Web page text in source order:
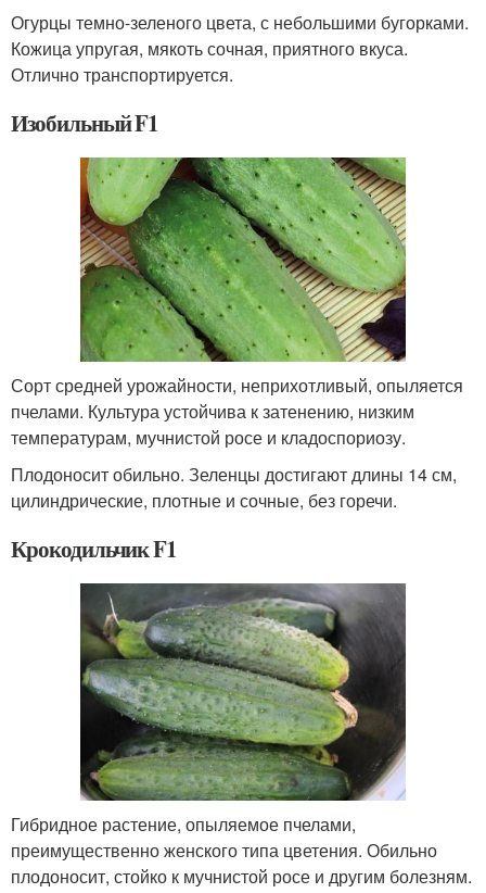
Огурцы темно-зеленого цвета, с небольшими бугорками.
Кожица упругая, мякоть сочная, приятного вкуса.
Отлично транспортируется.
Изобильный F1
Сорт средней урожайности, неприхотливый, опыляется
пчелами. Культура устойчива к затенению, низким
температурам, мучнистой росе и кладоспориозу.
Плодоносит обильно. Зеленцы достигают длины 14 см,
цилиндрические, плотные и сочные, без горечи.
Крокодильчик F1
Гибридное растение, опыляемое пчелами,
преимущественно женского типа цветения. Обильно
плодоносит, стойко к мучнистой росе и другим болезням.